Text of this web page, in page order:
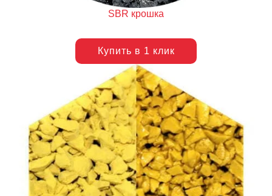
SBR крошка
Купить в 1 клик